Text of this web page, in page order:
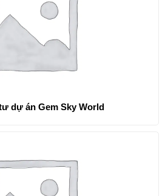
dự án Gem Sky World